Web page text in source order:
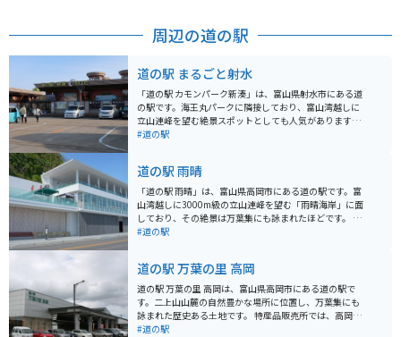
周辺の道の駅
道の駅 まるごと射水
「道の駅 カモンパーク新湊」は、富山県射水市にある道
の駅です。海王丸パークに隣接しており、富山湾越しに
立山連峰を望む絶景スポットとしても人気があります。
道の駅には、新鮮な魚介類を販売する市場や、地元の食
することができます。 バイクで訪れる場合、道の駅に隣
接する海王丸パークに、無料の駐車場とバイクスタンド
が用意されています。富山湾岸をツーリングする際に
は、ぜひ立ち寄りたいスポットです。 周辺には、国の重
要文化財に指定されている旧北前船主住宅や、映画のロ
楽しむことができるでしょう。
#道の駅
道の駅 雨晴
「道の駅 雨晴」は、富山県高岡市にある道の駅です。富
山湾越しに3000m級の立山連峰を望む「雨晴海岸」に面
しており、その絶景は万葉集にも詠まれたほどです。 晴
れた日には青い海と空、雄大な立山連峰のコントラスト
ンや、地元の特産品を販売するショップがあり、観光客
に人気です。 富山湾の海の幸を堪能したい方、雄大な自
然を満喫したい方、絶景スポットで心を癒したい方にお
すすめです。バイクで訪れる際は、道の駅から雨晴海岸
沿いを走るのがおすすめです。 【おすすめポイント】 *
#道の駅
道の駅 万葉の里 高岡
道の駅 万葉の里 高岡は、富山県高岡市にある道の駅で
す。二上山山麓の自然豊かな場所に位置し、万葉集にも
詠まれた歴史ある土地です。 特産品販売所では、高岡銅
器や漆器などの伝統工芸品、地元産の新鮮な野菜や果
#道の駅